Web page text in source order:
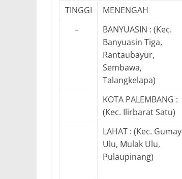
TINGGI
MENENGAH
–
BANYUASIN : (Kec.
Banyuasin Tiga,
Rantaubayur,
Sembawa,
Talangkelapa)
KOTA PALEMBANG :
(Kec. Ilirbarat Satu)
LAHAT : (Kec. Gumay
Ulu, Mulak Ulu,
Pulaupinang)